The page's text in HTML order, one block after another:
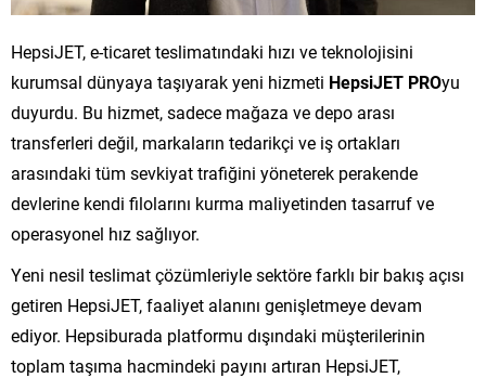
HepsiJET, e-ticaret teslimatındaki hızı ve teknolojisini
kurumsal dünyaya taşıyarak yeni hizmeti HepsiJET PROyu
duyurdu. Bu hizmet, sadece mağaza ve depo arası
transferleri değil, markaların tedarikçi ve iş ortakları
arasındaki tüm sevkiyat trafiğini yöneterek perakende
devlerine kendi filolarını kurma maliyetinden tasarruf ve
operasyonel hız sağlıyor.
Yeni nesil teslimat çözümleriyle sektöre farklı bir bakış açısı
getiren HepsiJET, faaliyet alanını genişletmeye devam
ediyor. Hepsiburada platformu dışındaki müşterilerinin
toplam taşıma hacmindeki payını artıran HepsiJET,